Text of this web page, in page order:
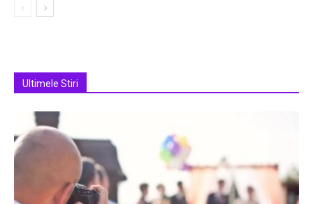
Ultimele Stiri